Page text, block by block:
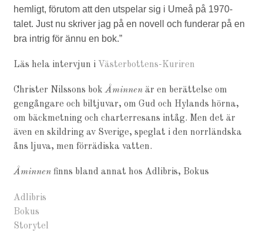
hemligt, förutom att den utspelar sig i Umeå på 1970-
talet. Just nu skriver jag på en novell och funderar på en
bra intrig för ännu en bok.”
Läs hela intervjun i Västerbottens-Kuriren
Christer Nilssons bokÅminnen är en berättelse om
gengångare och bil­tjuvar, om Gud och Hylands hörna,
om bäck­metning och charter­resans intåg. Men det är
även en skildring av Sverige, speglat i den norrländska
åns ljuva, men förrädiska vatten.
Åminnen finns bland annat hos Adlibris, Bokus
Adlibris
Bokus
Storytel